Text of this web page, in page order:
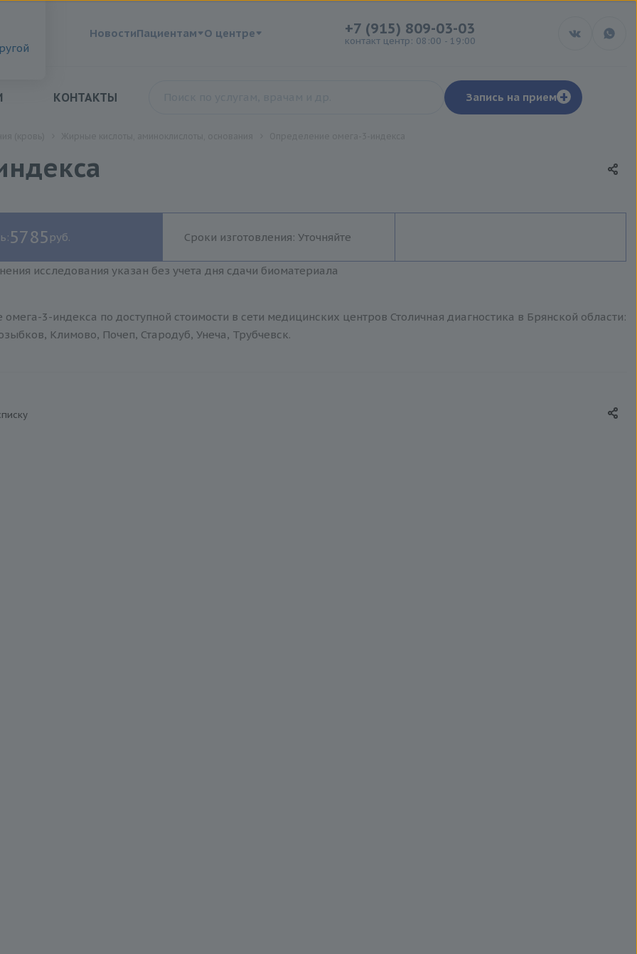
НовостиПациентам О центре +7 (915) 809-03-03
контакт центр: 08:00 - 19:00
КОНТАКТЫ Запись на прием +
5785 руб. Сроки изготовления: Уточняйте
исследования указан без учета дня сдачи биоматериала
3-индекса по доступной стоимости в сети медицинских центров Столичная диагностика в Брянской области:
Климово, Почеп, Стародуб, Унеча, Трубчевск.